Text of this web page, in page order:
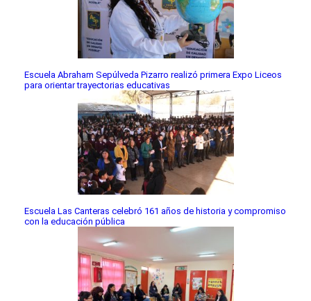
Escuela Abraham Sepúlveda Pizarro realizó primera Expo Liceos
para orientar trayectorias educativas
Escuela Las Canteras celebró 161 años de historia y compromiso
con la educación pública